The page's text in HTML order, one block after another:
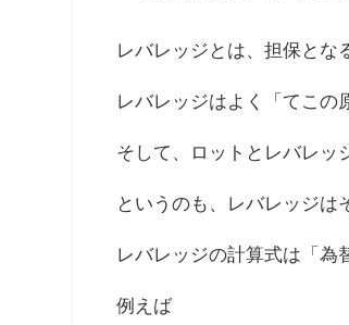
レバレッジとは、担保とな
レバレッジはよく「てこの
そして、ロットとレバレッ
というのも、レバレッジは
レバレッジの計算式は「為
例えば